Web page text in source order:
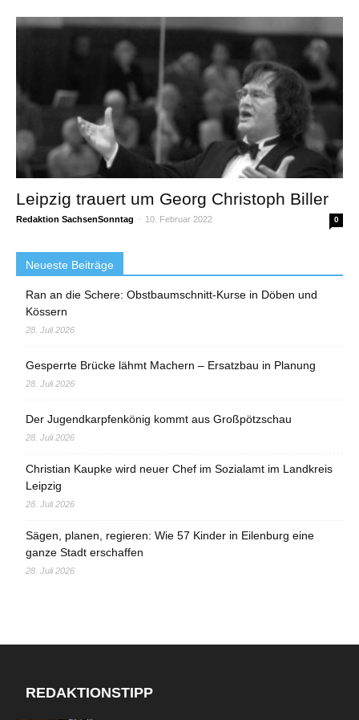
Leipzig trauert um Georg Christoph Biller
Redaktion SachsenSonntag - 10. Februar 2022 0
Neueste Beiträge
Ran an die Schere: Obstbaumschnitt-Kurse in Döben und
Kössern
28. Juli 2026
Gesperrte Brücke lähmt Machern – Ersatzbau in Planung
28. Juli 2026
Der Jugendkarpfenkönig kommt aus Großpötzschau
28. Juli 2026
Christian Kaupke wird neuer Chef im Sozialamt im Landkreis
Leipzig
28. Juli 2026
Sägen, planen, regieren: Wie 57 Kinder in Eilenburg eine
ganze Stadt erschaffen
28. Juli 2026
REDAKTIONSTIPP